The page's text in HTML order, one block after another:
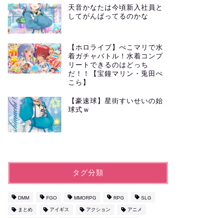
天音かなたは今頃新入社員と
してがんばってるのかな
【ホロライブ】ぺこマリで水
着ガチャバトル！水着コンプ
リートできるのはどっち
だ！！【宝鐘マリン・兎田ぺ
こら】
【豪速球】星街すいせいの始
球式ｗ
タグ分類
DMM FGO MMORPG RPG SLG
まとめ アイギス アクション アニメ